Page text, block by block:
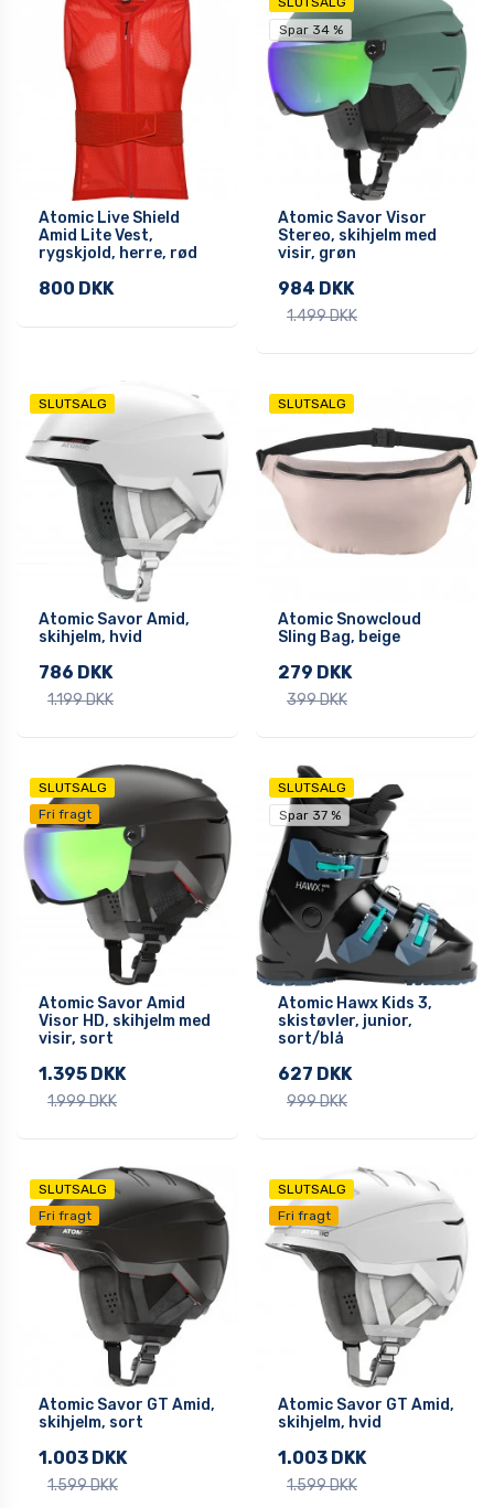
Atomic Live Shield
Amid Lite Vest,
rygskjold, herre, rød
800 DKK
Spar 34 %
Atomic Savor Visor
Stereo, skihjelm med
visir, grøn
984 DKK
1.499 DKK
SLUTSALG
Atomic Savor Amid,
skihjelm, hvid
786 DKK
1.199 DKK
SLUTSALG
Atomic Snowcloud
Sling Bag, beige
279 DKK
399 DKK
SLUTSALG
Fri fragt
Atomic Savor Amid
Visor HD, skihjelm med
visir, sort
1.395 DKK
1.999 DKK
SLUTSALG
Spar 37 %
Atomic Hawx Kids 3,
skistøvler, junior,
sort/blå
627 DKK
999 DKK
SLUTSALG
Fri fragt
Atomic Savor GT Amid,
skihjelm, sort
1.003 DKK
1.599 DKK
SLUTSALG
Fri fragt
Atomic Savor GT Amid,
skihjelm, hvid
1.003 DKK
1.599 DKK